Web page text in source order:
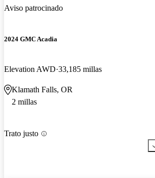
Aviso patrocinado
2024 GMC Acadia
Elevation AWD 33,185 millas
Klamath Falls, OR
2 millas
Trato justo